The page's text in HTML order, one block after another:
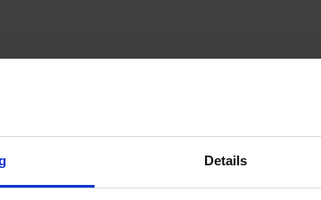
Details
vinden?
als eerste op de hoogte wanneer wij een nieuwe